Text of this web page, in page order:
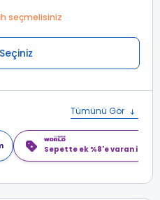
seçmelisiniz
Tümünü Gör
Sepette ek %8'e varan